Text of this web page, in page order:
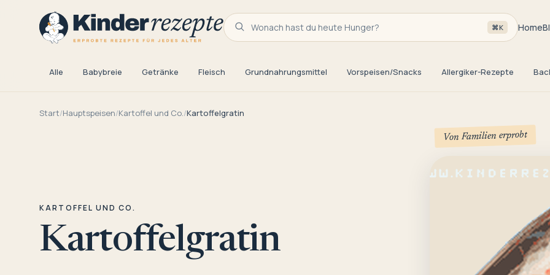
Wonach hast du heute Hunger? ⌘K Home
Alle Babybreie Getränke Fleisch Grundnahrungsmittel Vorspeisen/Snacks Allergiker-Rezepte
Start/Hauptspeisen/Kartoffel und Co./Kartoffelgratin
KARTOFFEL UND CO.
Kartoffelgratin
Von Familien erprobt